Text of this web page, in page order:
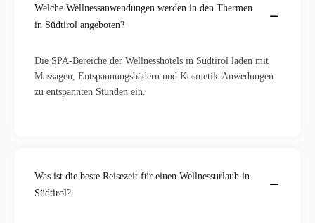
Welche Wellnessanwendungen werden in den Thermen
in Südtirol angeboten?
Die SPA-Bereiche der Wellnesshotels in Südtirol laden mit
Massagen, Entspannungsbädern und Kosmetik-Anwedungen
zu entspannten Stunden ein.
Was ist die beste Reisezeit für einen Wellnessurlaub in
Südtirol?